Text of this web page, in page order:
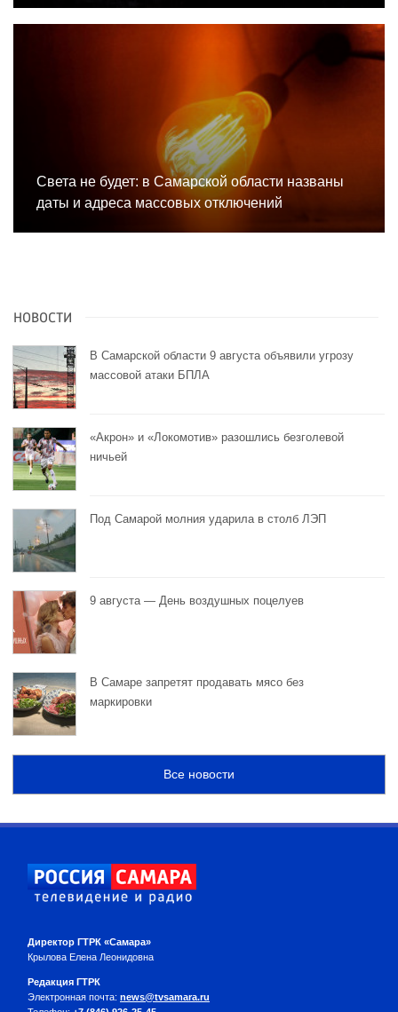
Света не будет: в Самарской области названы
даты и адреса массовых отключений
НОВОСТИ
В Самарской области 9 августа объявили угрозу
массовой атаки БПЛА
«Акрон» и «Локомотив» разошлись безголевой
ничьей
Под Самарой молния ударила в столб ЛЭП
9 августа — День воздушных поцелуев
В Самаре запретят продавать мясо без
маркировки
Все новости
Директор ГТРК «Самара»
Крылова Елена Леонидовна
Редакция ГТРК
Электронная почта: news@tvsamara.ru